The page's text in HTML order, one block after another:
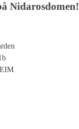
Nidarosdomen!